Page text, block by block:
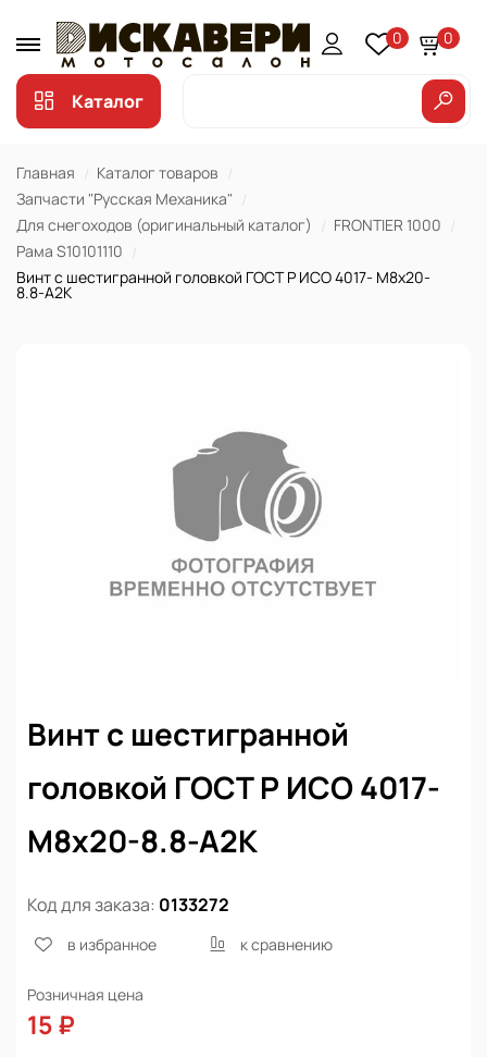
0 0
Каталог
Главная
Каталог товаров
Запчасти "Русская Механика"
Для снегоходов (оригинальный каталог)
FRONTIER 1000
Рама S10101110
Винт с шестигранной головкой ГОСТ Р ИСО 4017- М8х20-
8.8-А2К
Винт с шестигранной
головкой ГОСТ Р ИСО 4017-
М8х20-8.8-А2К
Код для заказа: 0133272
в избранное к сравнению
Розничная цена
15 ₽